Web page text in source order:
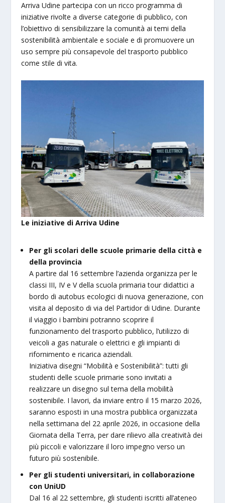
Arriva Udine partecipa con un ricco programma di
iniziative rivolte a diverse categorie di pubblico, con
l’obiettivo di sensibilizzare la comunità ai temi della
sostenibilità ambientale e sociale e di promuovere un
uso sempre più consapevole del trasporto pubblico
come stile di vita.
Le iniziative di Arriva Udine
Per gli scolari delle scuole primarie della città e
della provincia
A partire dal 16 settembre l’azienda organizza per le
classi III, IV e V della scuola primaria tour didattici a
bordo di autobus ecologici di nuova generazione, con
visita al deposito di via del Partidor di Udine. Durante
il viaggio i bambini potranno scoprire il
funzionamento del trasporto pubblico, l’utilizzo di
veicoli a gas naturale o elettrici e gli impianti di
rifornimento e ricarica aziendali.
Iniziativa disegni “Mobilità e Sostenibilità”: tutti gli
studenti delle scuole primarie sono invitati a
realizzare un disegno sul tema della mobilità
sostenibile. I lavori, da inviare entro il 15 marzo 2026,
saranno esposti in una mostra pubblica organizzata
nella settimana del 22 aprile 2026, in occasione della
Giornata della Terra, per dare rilievo alla creatività dei
più piccoli e valorizzare il loro impegno verso un
futuro più sostenibile.
Per gli studenti universitari, in collaborazione
con UniUD
Dal 16 al 22 settembre, gli studenti iscritti all’ateneo